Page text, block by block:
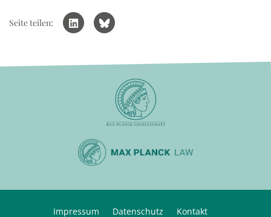
Seite teilen:
Impressum Datenschutz Kontakt